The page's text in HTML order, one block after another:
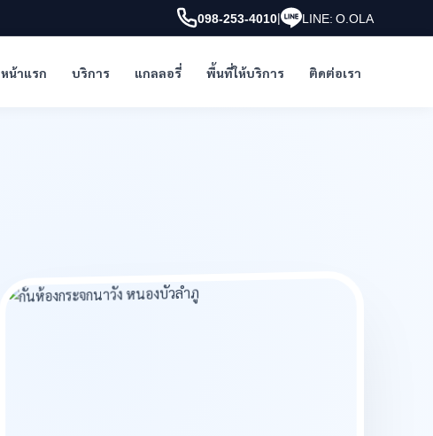
098-253-4010| LINE: O.OLA
หน้าแรก บริการ แกลลอรี่ พื้นที่ให้บริการ ติดต่อเรา